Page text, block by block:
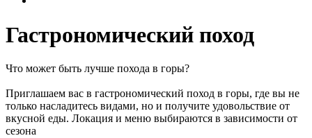
Гастрономический поход
Что может быть лучше похода в горы?
Приглашаем вас в гастрономический поход в горы, где вы не
только насладитесь видами, но и получите удовольствие от
вкусной еды. Локация и меню выбираются в зависимости от
сезона